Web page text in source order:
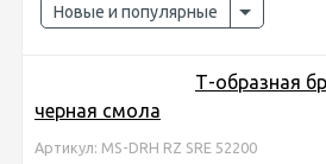
Новые и популярные
Т-образная
черная смола
Артикул: MS-DRH RZ SRE 52200